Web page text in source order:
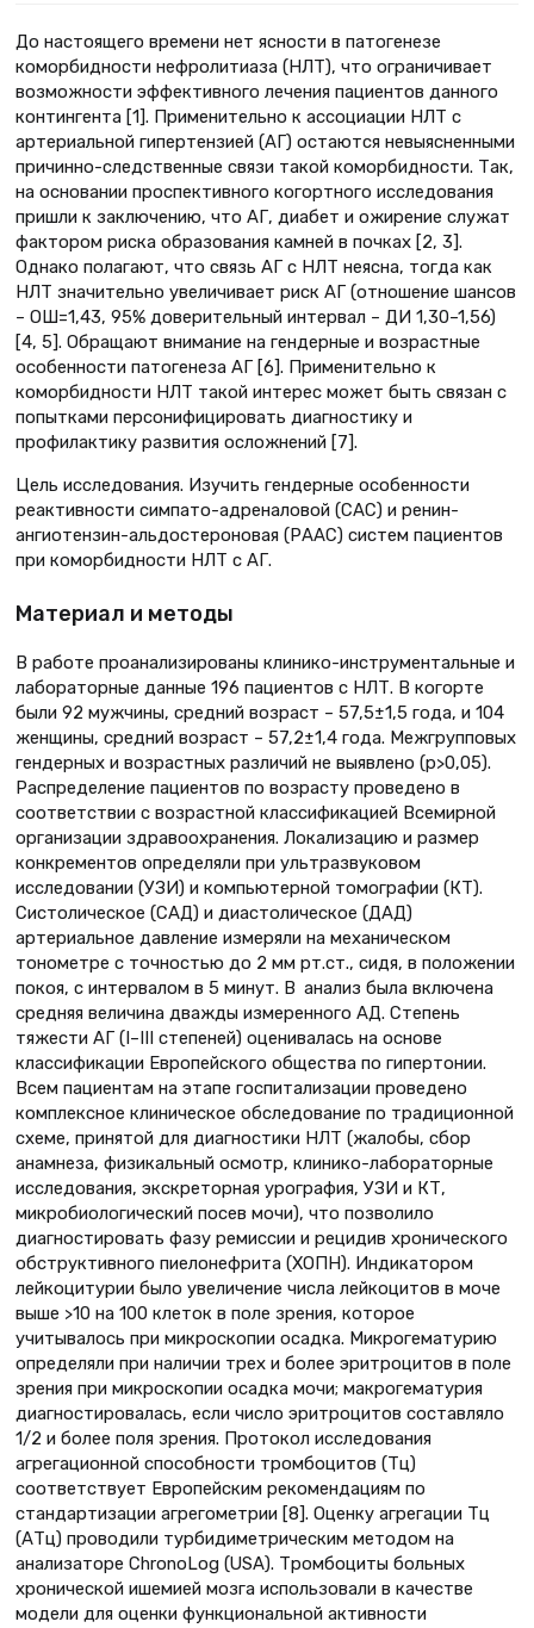
До настоящего времени нет ясности в патогенезе
коморбидности нефролитиаза (НЛТ), что ограничивает
возможности эффективного лечения пациентов данного
контингента [1]. Применительно к ассоциации НЛТ с
артериальной гипертензией (АГ) остаются невыясненными
причинно-следственные связи такой коморбидности. Так,
на основании проспективного когортного исследования
пришли к заключению, что АГ, диабет и ожирение служат
фактором риска образования камней в почках [2, 3].
Однако полагают, что связь АГ с НЛТ неясна, тогда как
НЛТ значительно увеличивает риск АГ (отношение шансов
– OШ=1,43, 95% доверительный интервал – ДИ 1,30–1,56)
[4, 5]. Обращают внимание на гендерные и возрастные
особенности патогенеза АГ [6]. Применительно к
коморбидности НЛТ такой интерес может быть связан с
попытками персонифицировать диагностику и
профилактику развития осложнений [7].
Цель исследования. Изучить гендерные особенности
реактивности симпато-адреналовой (САС) и ренин-
ангиотензин-альдостероновая (РААС) систем пациентов
при коморбидности НЛТ с АГ.
Материал и методы
В работе проанализированы клинико-инструментальные и
лабораторные данные 196 пациентов с НЛТ. В когорте
были 92 мужчины, средний возраст – 57,5±1,5 года, и 104
женщины, средний возраст – 57,2±1,4 года. Межгрупповых
гендерных и возрастных различий не выявлено (р>0,05).
Распределение пациентов по возрасту проведено в
соответствии с возрастной классификацией Всемирной
организации здравоохранения. Локализацию и размер
конкрементов определяли при ультразвуковом
исследовании (УЗИ) и компьютерной томографии (КТ).
Систолическое (САД) и диастолическое (ДАД)
артериальное давление измеряли на механическом
тонометре с точностью до 2 мм рт.ст., сидя, в положении
покоя, с интервалом в 5 минут. В анализ была включена
средняя величина дважды измеренного АД. Степень
тяжести АГ (I–III степеней) оценивалась на основе
классификации Европейского общества по гипертонии.
Всем пациентам на этапе госпитализации проведено
комплексное клиническое обследование по традиционной
схеме, принятой для диагностики НЛТ (жалобы, сбор
анамнеза, физикальный осмотр, клинико-лабораторные
исследования, экскреторная урография, УЗИ и КТ,
микробиологический посев мочи), что позволило
диагностировать фазу ремиссии и рецидив хронического
обструктивного пиелонефрита (ХОПН). Индикатором
лейкоцитурии было увеличение числа лейкоцитов в моче
выше >10 на 100 клеток в поле зрения, которое
учитывалось при микроскопии осадка. Микрогематурию
определяли при наличии трех и более эритроцитов в поле
зрения при микроскопии осадка мочи; макрогематурия
диагностировалась, если число эритроцитов составляло
1/2 и более поля зрения. Протокол исследования
агрегационной способности тромбоцитов (Тц)
соответствует Европейским рекомендациям по
стандартизации агрегометрии [8]. Оценку агрегации Тц
(АТц) проводили турбидиметрическим методом на
анализаторе ChronoLog (USA). Тромбоциты больных
хронической ишемией мозга использовали в качестве
модели для оценки функциональной активности